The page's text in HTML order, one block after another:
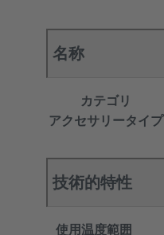
名称
カテゴリ
アクセサリータイプ
技術的特性
使用温度範囲